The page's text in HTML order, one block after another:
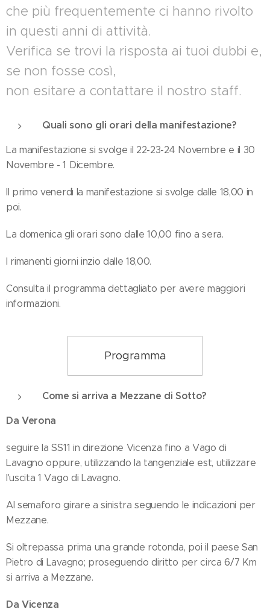
che più frequentemente ci hanno rivolto
in questi anni di attività.
Verifica se trovi la risposta ai tuoi dubbi e,
se non fosse così,
non esitare a contattare il nostro staff.
Quali sono gli orari della manifestazione?
La manifestazione si svolge il 22-23-24 Novembre e il 30
Novembre - 1 Dicembre.
Il primo venerdì la manifestazione si svolge dalle 18,00 in
poi.
La domenica gli orari sono dalle 10,00 fino a sera.
I rimanenti giorni inzio dalle 18,00.
Consulta il programma dettagliato per avere maggiori
informazioni.
Programma
Come si arriva a Mezzane di Sotto?
Da Verona
seguire la SS11 in direzione Vicenza fino a Vago di
Lavagno oppure, utilizzando la tangenziale est, utilizzare
l'uscita 1 Vago di Lavagno.
Al semaforo girare a sinistra seguendo le indicazioni per
Mezzane.
Si oltrepassa prima una grande rotonda, poi il paese San
Pietro di Lavagno; proseguendo diritto per circa 6/7 Km
si arriva a Mezzane.
Da Vicenza